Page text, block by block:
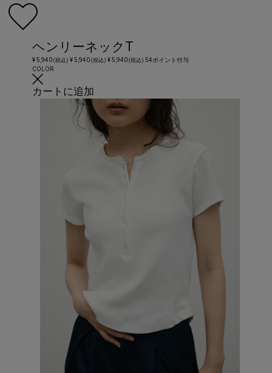
ヘンリーネックT
¥ 5,940(税込) ¥ 5,940(税込) ¥ 5,940(税込) 54ポイント付与
COLOR
カートに追加